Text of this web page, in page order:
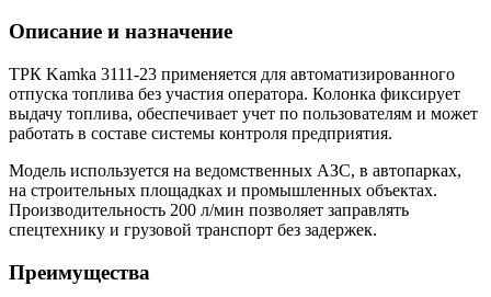
Описание и назначение
ТРК Kamka 3111-23 применяется для автоматизированного
отпуска топлива без участия оператора. Колонка фиксирует
выдачу топлива, обеспечивает учет по пользователям и может
работать в составе системы контроля предприятия.
Модель используется на ведомственных АЗС, в автопарках,
на строительных площадках и промышленных объектах.
Производительность 200 л/мин позволяет заправлять
спецтехнику и грузовой транспорт без задержек.
Преимущества